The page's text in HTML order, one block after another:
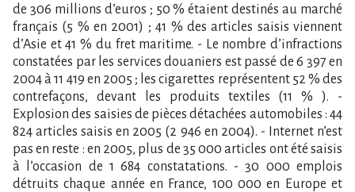
de 306 millions d’euros ; 50 % étaient destinés au marché
français (5 % en 2001) ; 41 % des articles saisis viennent
d’Asie et 41 % du fret maritime. - Le nombre d’infractions
constatées par les services douaniers est passé de 6 397 en
2004 à 11 419 en 2005 ; les cigarettes représentent 52 % des
contrefaçons, devant les produits textiles (11 % ). -
Explosion des saisies de pièces détachées automobiles : 44
824 articles saisis en 2005 (2 946 en 2004). - Internet n’est
pas en reste : en 2005, plus de 35 000 articles ont été saisis
à l’occasion de 1 684 constatations. - 30 000 emplois
détruits chaque année en France, 100 000 en Europe et